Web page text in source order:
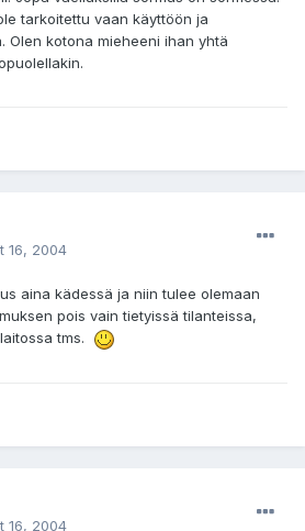
tarkoitettu vaan käyttöön ja
Olen kotona mieheeni ihan yhtä
16, 2004
aina kädessä ja niin tulee olemaan
pois vain tietyissä tilanteissa,
tms.
16, 2004